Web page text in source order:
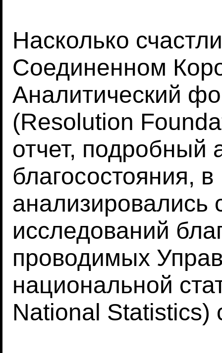
Насколько
Соединенном
Аналитический
(Resolution
отчет, подробный
благосостояния,
анализировались
исследований
проводимых
национальной
National Statistics)